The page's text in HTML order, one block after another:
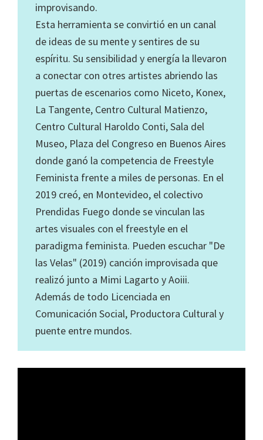
improvisando.
Esta herramienta se convirtió en un canal
de ideas de su mente y sentires de su
espíritu. Su sensibilidad y energía la llevaron
a conectar con otres artistes abriendo las
puertas de escenarios como Niceto, Konex,
La Tangente, Centro Cultural Matienzo,
Centro Cultural Haroldo Conti, Sala del
Museo, Plaza del Congreso en Buenos Aires
donde ganó la competencia de Freestyle
Feminista frente a miles de personas. En el
2019 creó, en Montevideo, el colectivo
Prendidas Fuego donde se vinculan las
artes visuales con el freestyle en el
paradigma feminista. Pueden escuchar "De
las Velas" (2019) canción improvisada que
realizó junto a Mimi Lagarto y Aoiii.
Además de todo Licenciada en
Comunicación Social, Productora Cultural y
puente entre mundos.